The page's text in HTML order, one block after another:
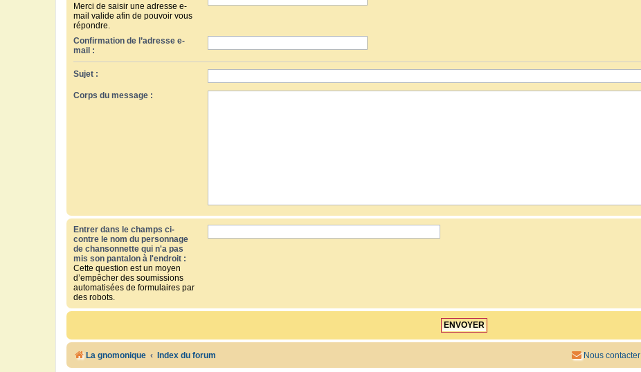
Merci de saisir une adresse e-
mail valide afin de pouvoir vous
répondre.
Confirmation de l’adresse e-
mail :
Sujet :
Corps du message :
Entrer dans le champs ci-
contre le nom du personnage
de chansonnette qui n'a pas
mis son pantalon à l'endroit :
Cette question est un moyen
d’empêcher des soumissions
automatisées de formulaires par
des robots.
La gnomonique Index du forum Nous contacter